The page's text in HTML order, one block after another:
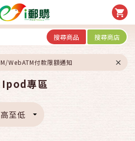
搜尋商品 搜尋商店
WebATM付款限額通知
Ipod專區
至低